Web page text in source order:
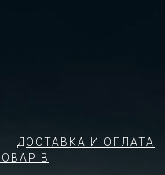
ДОСТАВКА И ОПЛАТА